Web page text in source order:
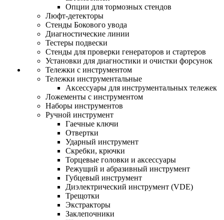
Опции для тормозных стендов
Люфт-детекторы
Стенды Бокового увода
Диагностические линии
Тестеры подвески
Стенды для проверки генераторов и стартеров
Установки для диагностики и очистки форсунок
Тележки с инструментом
Тележки инструментальные
Аксессуары для инструментальных тележек
Ложементы с инструментом
Наборы инструментов
Ручной инструмент
Гаечные ключи
Отвертки
Ударный инструмент
Скребки, крючки
Торцевые головки и аксессуары
Режущий и абразивный инструмент
Губцевый инструмент
Диэлектрический инструмент (VDE)
Трещотки
Экстракторы
Заклепочники